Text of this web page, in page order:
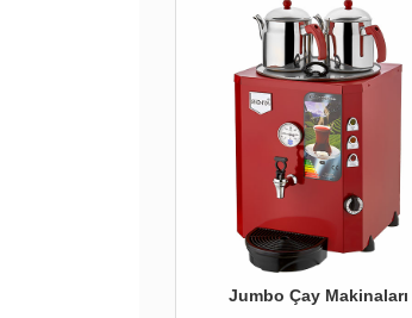
Jumbo Çay Makinaları